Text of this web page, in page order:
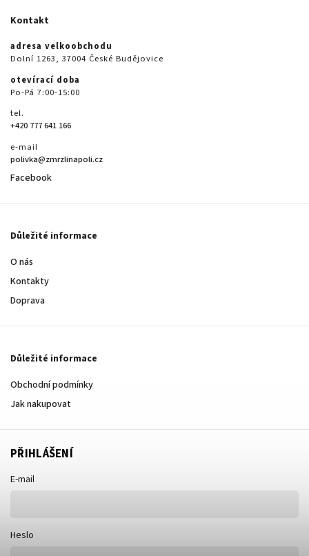
Kontakt
adresa velkoobchodu
Dolní 1263, 37004 České Budějovice
otevírací doba
Po-Pá 7:00-15:00
tel.
+420 777 641 166
e-mail
polivka@zmrzlinapoli.cz
Facebook
Důležité informace
O nás
Kontakty
Doprava
Důležité informace
Obchodní podmínky
Jak nakupovat
PŘIHLÁŠENÍ
E-mail
Heslo